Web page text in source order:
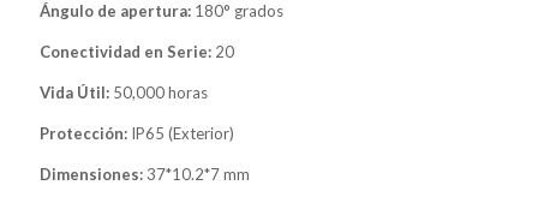
Ángulo de apertura: 180° grados
Conectividad en Serie: 20
Vida Útil: 50,000 horas
Protección: IP65 (Exterior)
Dimensiones: 37*10.2*7 mm